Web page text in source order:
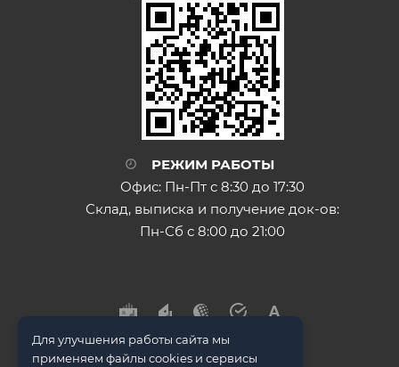
РЕЖИМ РАБОТЫ
Офис: Пн-Пт с 8:30 до 17:30
Склад, выписка и получение док-ов:
Пн-Сб с 8:00 до 21:00
Для улучшения работы сайта мы
применяем файлы cookies и сервисы